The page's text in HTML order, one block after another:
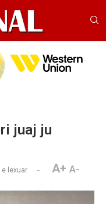
juaj ju
e lexuar A+ A-